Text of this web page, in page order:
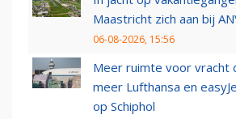
Maastricht zich aan bij
06-08-2026, 15:56
Meer ruimte voor vracht
meer Lufthansa en
op Schiphol